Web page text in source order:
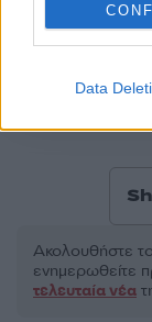
Data
Πολιτική
Ακολουθήστε
ενημερωθείτε
τελευταία νέα